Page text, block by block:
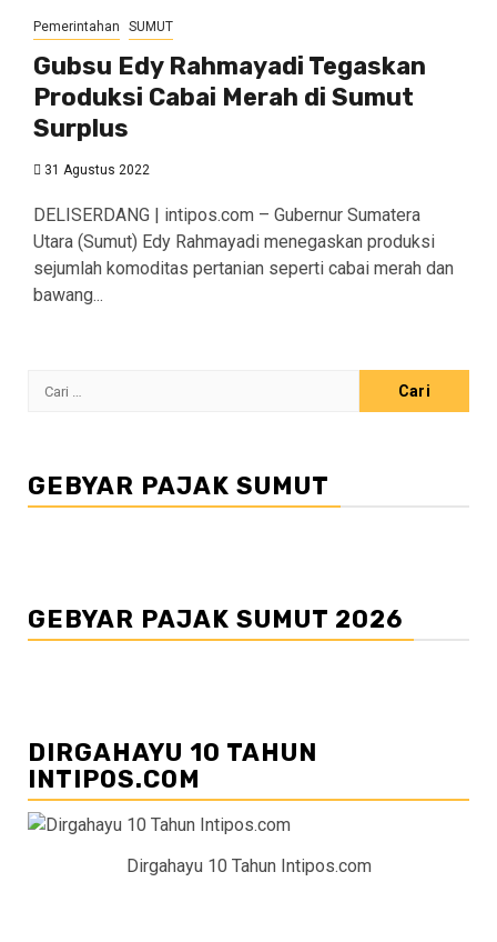
Pemerintahan SUMUT
Gubsu Edy Rahmayadi Tegaskan
Produksi Cabai Merah di Sumut
Surplus
31 Agustus 2022
DELISERDANG | intipos.com – Gubernur Sumatera
Utara (Sumut) Edy Rahmayadi menegaskan produksi
sejumlah komoditas pertanian seperti cabai merah dan
bawang...
Cari
GEBYAR PAJAK SUMUT
GEBYAR PAJAK SUMUT 2026
DIRGAHAYU 10 TAHUN
INTIPOS.COM
Dirgahayu 10 Tahun Intipos.com